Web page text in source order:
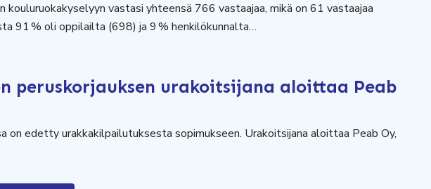
vastasi yhteensä 766 vastaajaa, mikä on 61 vastaajaa
91 % oli oppilailta (698) ja 9 % henkilökunnalta…
peruskorjauksen urakoitsijana aloittaa Peab
on edetty urakkakilpailutuksesta sopimukseen. Urakoitsijana aloittaa Peab Oy,